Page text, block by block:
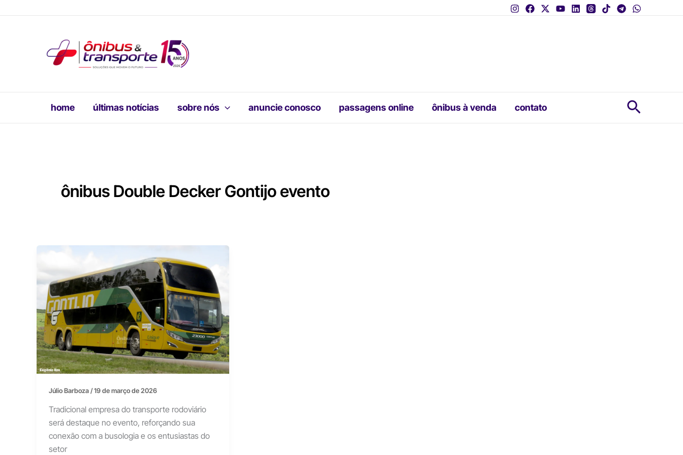
home últimas notícias sobre nós anuncie conosco passagens online ônibus à venda contato
ônibus Double Decker Gontijo evento
Júlio Barboza/19 de março de 2026
Tradicional empresa do transporte rodoviário
será destaque no evento, reforçando sua
conexão com a busologia e os entusiastas do
setor